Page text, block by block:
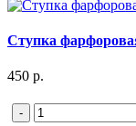
Ступка
450 р.
-